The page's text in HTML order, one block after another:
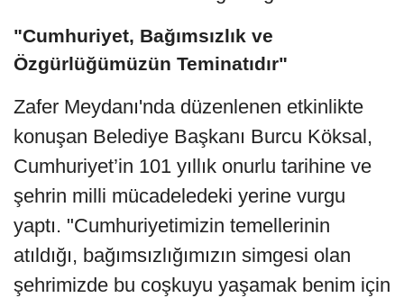
"Cumhuriyet, Bağımsızlık ve
Özgürlüğümüzün Teminatıdır"
Zafer Meydanı'nda düzenlenen etkinlikte
konuşan Belediye Başkanı Burcu Köksal,
Cumhuriyet’in 101 yıllık onurlu tarihine ve
şehrin milli mücadeledeki yerine vurgu
yaptı. "Cumhuriyetimizin temellerinin
atıldığı, bağımsızlığımızın simgesi olan
şehrimizde bu coşkuyu yaşamak benim için